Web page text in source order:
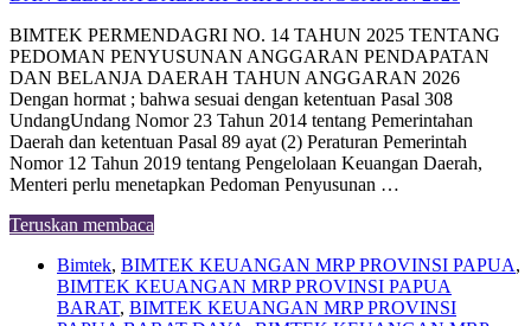
BIMTEK PERMENDAGRI NO. 14 TAHUN 2025 TENTANG
PEDOMAN PENYUSUNAN ANGGARAN PENDAPATAN
DAN BELANJA DAERAH TAHUN ANGGARAN 2026
Dengan hormat ; bahwa sesuai dengan ketentuan Pasal 308
UndangUndang Nomor 23 Tahun 2014 tentang Pemerintahan
Daerah dan ketentuan Pasal 89 ayat (2) Peraturan Pemerintah
Nomor 12 Tahun 2019 tentang Pengelolaan Keuangan Daerah,
Menteri perlu menetapkan Pedoman Penyusunan …
Teruskan membaca
Bimtek, BIMTEK KEUANGAN MRP PROVINSI PAPUA,
BIMTEK KEUANGAN MRP PROVINSI PAPUA
BARAT, BIMTEK KEUANGAN MRP PROVINSI